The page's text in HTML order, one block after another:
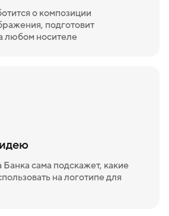
о композиции
подготовит
любом носителе
сама подскажет, какие
на логотипе для